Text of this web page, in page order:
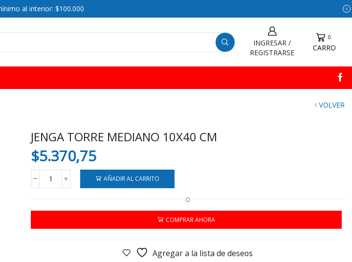
al interior: $100.000
INGRESAR /
REGISTRARSE
0
CARRO
VOLVER
JENGA TORRE MEDIANO 10X40 CM
$5.370,75
JENGA
10X40
cantidad
AÑADIR AL CARRITO
O
COMPRAR AHORA
Agregar a la lista de deseos